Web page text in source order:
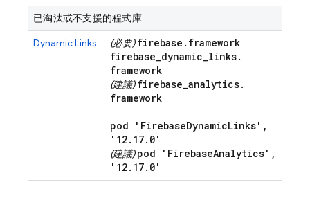
已淘汰或不支援的程式庫
Dynamic Links
(必要) firebase . framework
firebase_dynamic_links.
framework
(建議) firebase_analytics.
framework
pod 'FirebaseDynamicLinks' ,
'12. 17. 0'
(建議) pod 'FirebaseAnalytics' ,
'12. 17. 0'